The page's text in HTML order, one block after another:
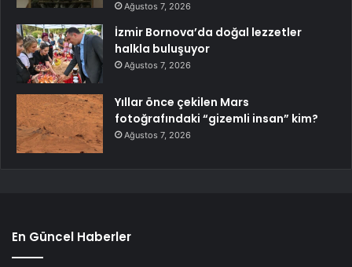
Ağustos 7, 2026
İzmir Bornova’da doğal lezzetler
halkla buluşuyor
Ağustos 7, 2026
Yıllar önce çekilen Mars
fotoğrafındaki “gizemli insan” kim?
Ağustos 7, 2026
En Güncel Haberler